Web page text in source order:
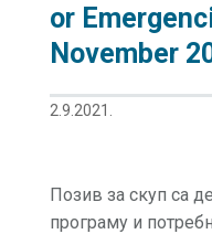
or
November
2.9.2021.
Позив за скуп са
програму и